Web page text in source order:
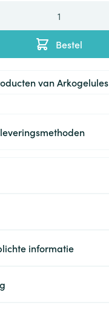
Bestel
van Arkogelules
informatie